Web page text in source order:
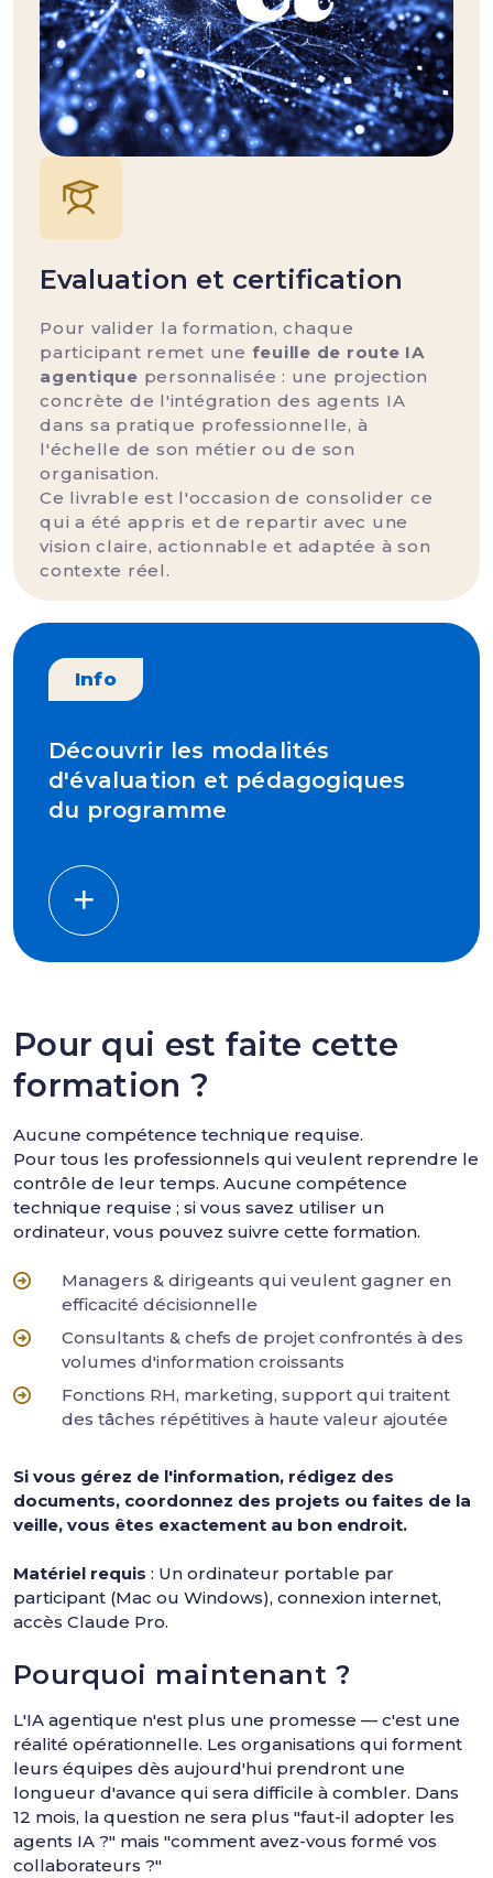
Evaluation et certification
Pour valider la formation, chaque
participant remet une feuille de route IA
agentique personnalisée : une projection
concrète de l'intégration des agents IA
dans sa pratique professionnelle, à
l'échelle de son métier ou de son
organisation.
Ce livrable est l'occasion de consolider ce
qui a été appris et de repartir avec une
vision claire, actionnable et adaptée à son
contexte réel.
Info
Découvrir les modalités
d'évaluation et pédagogiques
du programme
Pour qui est faite cette
formation ?
Aucune compétence technique requise.
Pour tous les professionnels qui veulent reprendre le
contrôle de leur temps. Aucune compétence
technique requise ; si vous savez utiliser un
ordinateur, vous pouvez suivre cette formation.
Managers & dirigeants qui veulent gagner en
efficacité décisionnelle
Consultants & chefs de projet confrontés à des
volumes d'information croissants
Fonctions RH, marketing, support qui traitent
des tâches répétitives à haute valeur ajoutée
Si vous gérez de l'information, rédigez des
documents, coordonnez des projets ou faites de la
veille, vous êtes exactement au bon endroit.
Matériel requis : Un ordinateur portable par
participant (Mac ou Windows), connexion internet,
accès Claude Pro.
Pourquoi maintenant ?
L'IA agentique n'est plus une promesse — c'est une
réalité opérationnelle. Les organisations qui forment
leurs équipes dès aujourd'hui prendront une
longueur d'avance qui sera difficile à combler. Dans
12 mois, la question ne sera plus "faut-il adopter les
agents IA ?" mais "comment avez-vous formé vos
collaborateurs ?"